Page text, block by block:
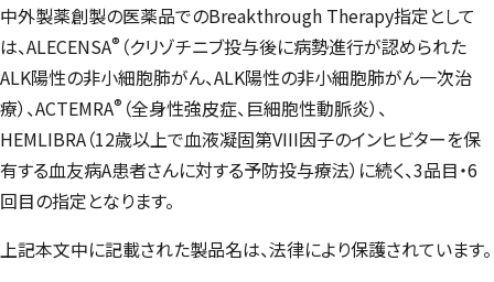
中外製薬創製の医薬品でのBreakthrough Therapy指定として
は、ALECENSA® （クリゾチニブ投与後に病勢進行が認められた
ALK陽性の非小細胞肺がん、ALK陽性の非小細胞肺がん一次治
療）、ACTEMRA® （全身性強皮症、巨細胞性動脈炎）、
HEMLIBRA（12歳以上で血液凝固第VIII因子のインヒビターを保
有する血友病A患者さんに対する予防投与療法）に続く、3品目・6
回目の指定となります。
上記本文中に記載された製品名は、法律により保護されています。